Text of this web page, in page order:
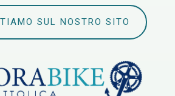
SUL NOSTRO SITO